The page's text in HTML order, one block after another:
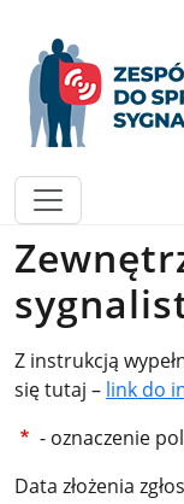
Z instrukcją
się tutaj – link do
- oznaczenie
Data złożenia